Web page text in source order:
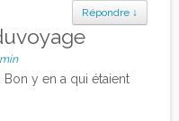
Répondre ↓
y en a qui étaient